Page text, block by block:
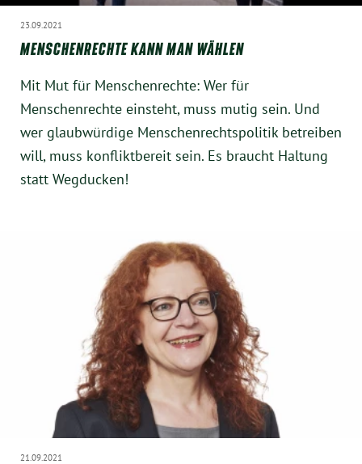
23.09.2021
MENSCHENRECHTE KANN MAN WÄHLEN
Mit Mut für Menschenrechte: Wer für
Menschenrechte einsteht, muss mutig sein. Und
wer glaubwürdige Menschenrechtspolitik betreiben
will, muss konfliktbereit sein. Es braucht Haltung
statt Wegducken!
21.09.2021